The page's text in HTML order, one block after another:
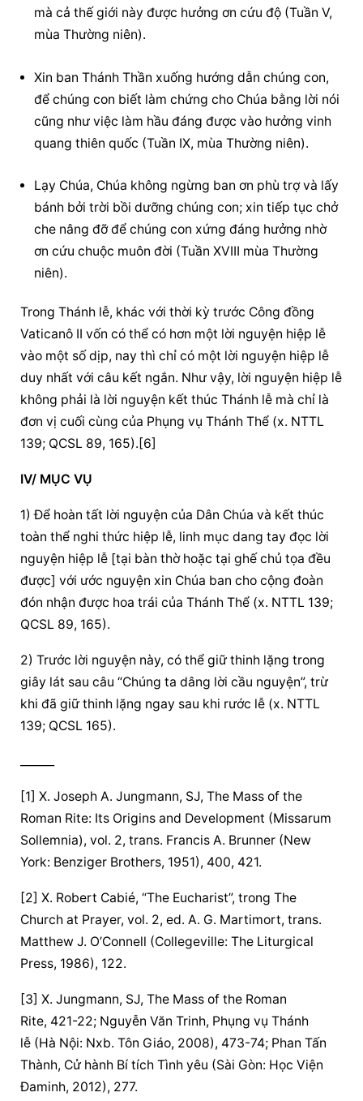
mà cả thế giới này được hưởng ơn cứu độ (Tuần V,
mùa Thường niên).
Xin ban Thánh Thần xuống hướng dẫn chúng con,
để chúng con biết làm chứng cho Chúa bằng lời nói
cũng như việc làm hầu đáng được vào hưởng vinh
quang thiên quốc (Tuần IX, mùa Thường niên).
Lạy Chúa, Chúa không ngừng ban ơn phù trợ và lấy
bánh bởi trời bồi dưỡng chúng con; xin tiếp tục chở
che nâng đỡ để chúng con xứng đáng hưởng nhờ
ơn cứu chuộc muôn đời (Tuần XVIII mùa Thường
niên).
Trong Thánh lễ, khác với thời kỳ trước Công đồng
Vaticanô II vốn có thể có hơn một lời nguyện hiệp lễ
vào một số dịp, nay thì chỉ có một lời nguyện hiệp lễ
duy nhất với câu kết ngắn. Như vậy, lời nguyện hiệp lễ
không phải là lời nguyện kết thúc Thánh lễ mà chỉ là
đơn vị cuối cùng của Phụng vụ Thánh Thể (x. NTTL
139; QCSL 89, 165).[6]
IV/ MỤC VỤ
1) Để hoàn tất lời nguyện của Dân Chúa và kết thúc
toàn thể nghi thức hiệp lễ, linh mục dang tay đọc lời
nguyện hiệp lễ [tại bàn thờ hoặc tại ghế chủ tọa đều
được] với ước nguyện xin Chúa ban cho cộng đoàn
đón nhận được hoa trái của Thánh Thể (x. NTTL 139;
QCSL 89, 165).
2) Trước lời nguyện này, có thể giữ thinh lặng trong
giây lát sau câu “Chúng ta dâng lời cầu nguyện”, trừ
khi đã giữ thinh lặng ngay sau khi rước lễ (x. NTTL
139; QCSL 165).
[1] X. Joseph A. Jungmann, SJ, The Mass of the
Roman Rite: Its Origins and Development (Missarum
Sollemnia), vol. 2, trans. Francis A. Brunner (New
York: Benziger Brothers, 1951), 400, 421.
[2] X. Robert Cabié, “The Eucharist”, trong The
Church at Prayer, vol. 2, ed. A. G. Martimort, trans.
Matthew J. O’Connell (Collegeville: The Liturgical
Press, 1986), 122.
[3] X. Jungmann, SJ, The Mass of the Roman
Rite, 421-22; Nguyễn Văn Trinh, Phụng vụ Thánh
lễ (Hà Nội: Nxb. Tôn Giáo, 2008), 473-74; Phan Tấn
Thành, Cử hành Bí tích Tình yêu (Sài Gòn: Học Viện
Đaminh, 2012), 277.